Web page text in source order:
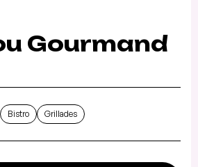
Gourmand
Bistro Grillades